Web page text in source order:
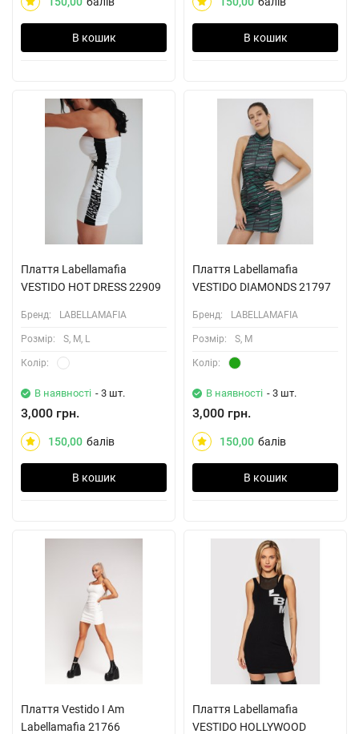
В кошик В кошик
Плаття Labellamafia
VESTIDO HOT DRESS 22909
Бренд: LABELLAMAFIA
Розмiр: S, M, L
Колiр:
В наявності - 3 шт.
3,000 грн.
150,00 балів
В кошик
Плаття Labellamafia
VESTIDO DIAMONDS 21797
Бренд: LABELLAMAFIA
Розмiр: S, M
Колiр:
В наявності - 3 шт.
3,000 грн.
150,00 балів
В кошик
Плаття Vestido I Am
Labellamafia 21766
Плаття Labellamafia
VESTIDO HOLLYWOOD